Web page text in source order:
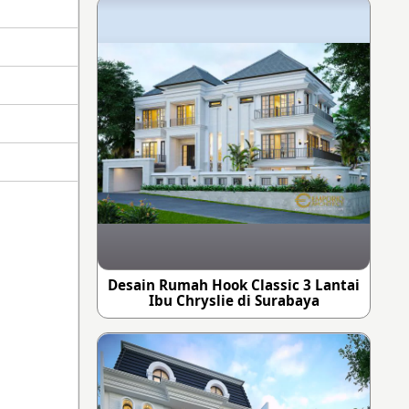
Desain Rumah Hook Classic 3 Lantai
Ibu Chryslie di Surabaya